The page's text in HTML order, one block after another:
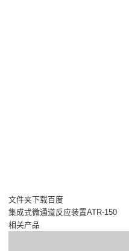
文件夹下载百度
集成式微通道反应装置ATR-150
相关产品